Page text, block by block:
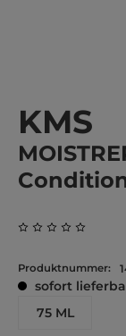
KMS
Produktnummer:
sofort
75 ML